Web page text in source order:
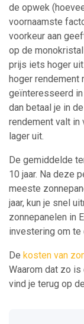
de opwek
voornaamste
voorkeur aan
op de
prijs iets hoger
hoger rendement
geïnteresseerd
dan betaal je in
rendement valt
lager uit.
De gemiddelde
10 jaar. Na deze
meeste
jaar, kun je snel
zonnepanelen in
investering om te
De kosten van
Waarom dat zo
vind je terug op